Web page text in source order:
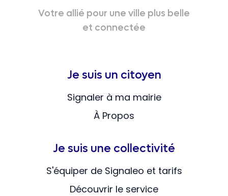
Votre allié pour une ville plus belle
et connectée
Je suis un citoyen
Signaler à ma mairie
À Propos
Je suis une collectivité
S'équiper de Signaleo et tarifs
Découvrir le service